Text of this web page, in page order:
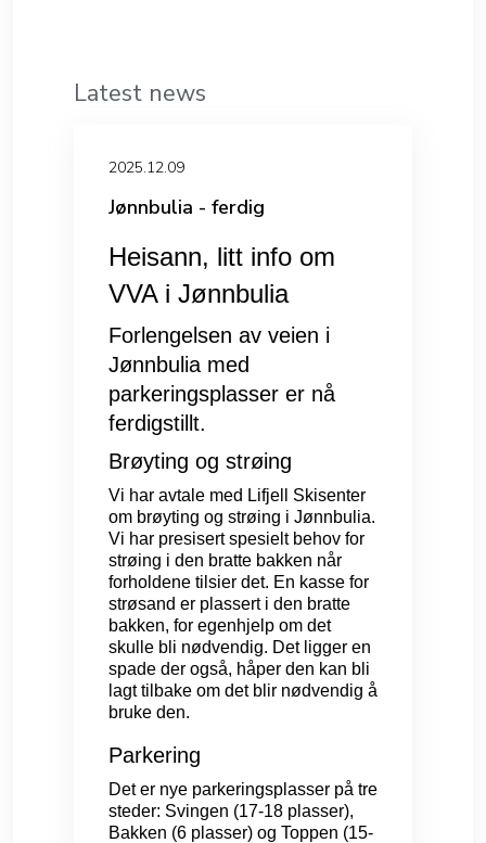
Latest news
2025.12.09
Jønnbulia - ferdig
Heisann, litt info om
VVA i Jønnbulia
Forlengelsen av veien i
Jønnbulia med
parkeringsplasser er nå
ferdigstillt.
Brøyting og strøing
Vi har avtale med Lifjell Skisenter
om brøyting og strøing i Jønnbulia.
Vi har presisert spesielt behov for
strøing i den bratte bakken når
forholdene tilsier det. En kasse for
strøsand er plassert i den bratte
bakken, for egenhjelp om det
skulle bli nødvendig. Det ligger en
spade der også, håper den kan bli
lagt tilbake om det blir nødvendig å
bruke den.
Parkering
Det er nye parkeringsplasser på tre
steder: Svingen (17-18 plasser),
Bakken (6 plasser) og Toppen (15-